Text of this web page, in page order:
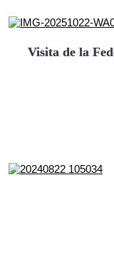
Visita de la